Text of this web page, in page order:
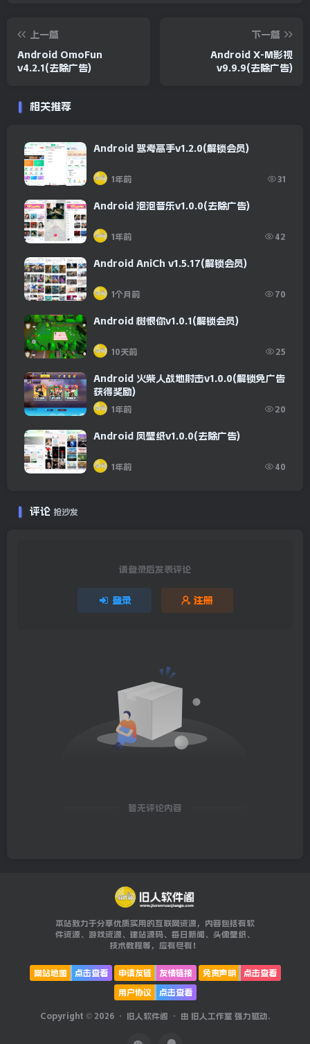
上一篇
Android OmoFun
v4.2.1(去除广告)
下一篇
Android X-M影视
v9.9.9(去除广告)
相关推荐
Android 驾考高手v1.2.0(解锁会员)
1年前 31
Android 泡泡音乐v1.0.0(去除广告)
1年前 42
Android AniCh v1.5.17(解锁会员)
1个月前 70
Android 树恨你v1.0.1(解锁会员)
10天前 25
Android 火柴人战地射击v1.0.0(解锁免广告
获得奖励)
1年前 20
Android 凤壁纸v1.0.0(去除广告)
1年前 40
评论 抢沙发
请登录后发表评论
登录 注册
暂无评论内容
本站致力于分享优质实用的互联网资源，内容包括有软
件资源、游戏资源、建站源码、每日新闻、头像壁纸、
技术教程等，应有尽有！
网站地图 点击查看 申请友链 友情链接 免责声明
点击查看
用户协议
点击查看
Copyright © 2026 · 旧人软件阁 · 由 旧人工作室 强力驱动.